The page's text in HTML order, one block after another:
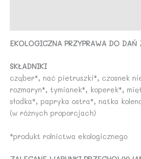
EKOLOGICZNA PRZYPRAWA DO
SKŁADNIKI
cząber*, nać pietruszki*, czosnek
rozmaryn*, tymianek*, koperek*,
słodka*, papryka ostra*, natka
(w różnych proporcjach)
*produkt rolnictwa ekologicznego